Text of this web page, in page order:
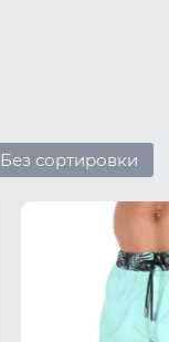
Без сортировки